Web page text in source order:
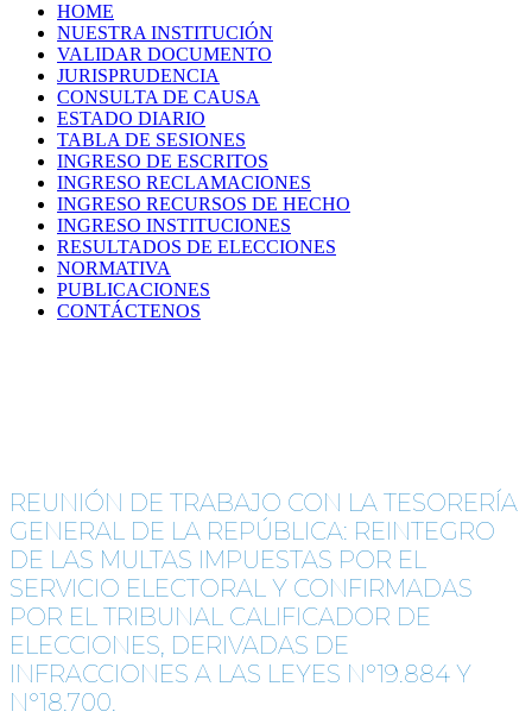
HOME
NUESTRA INSTITUCIÓN
VALIDAR DOCUMENTO
JURISPRUDENCIA
CONSULTA DE CAUSA
ESTADO DIARIO
TABLA DE SESIONES
INGRESO DE ESCRITOS
INGRESO RECLAMACIONES
INGRESO RECURSOS DE HECHO
INGRESO INSTITUCIONES
RESULTADOS DE ELECCIONES
NORMATIVA
PUBLICACIONES
CONTÁCTENOS
REUNIÓN DE TRABAJO CON LA TESORERÍA
GENERAL DE LA REPÚBLICA: REINTEGRO
DE LAS MULTAS IMPUESTAS POR EL
SERVICIO ELECTORAL Y CONFIRMADAS
POR EL TRIBUNAL CALIFICADOR DE
ELECCIONES, DERIVADAS DE
INFRACCIONES A LAS LEYES N°19.884 Y
N°18.700.